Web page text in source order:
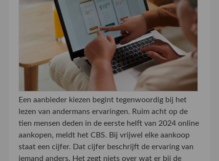
Een aanbieder kiezen begint tegenwoordig bij het
lezen van andermans ervaringen. Ruim acht op de
tien mensen deden in de eerste helft van 2024 online
aankopen, meldt het CBS. Bij vrijwel elke aankoop
staat een cijfer. Dat cijfer beschrijft de ervaring van
iemand anders. Het zegt niets over wat er bij de